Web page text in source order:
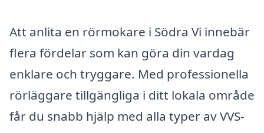
Att anlita en rörmokare i Södra Vi innebär
flera fördelar som kan göra din vardag
enklare och tryggare. Med professionella
rörläggare tillgängliga i ditt lokala område
får du snabb hjälp med alla typer av VVS-